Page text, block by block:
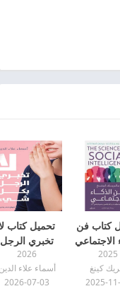
كتاب فن
الاجتماعي
pdf
2025
كينغ
2025-
تحميل كتاب
تخبري الرجل
بكل شيء pdf
2026
أسماء علاء
2026-07-03